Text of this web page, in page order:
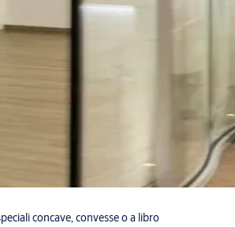
concave, convesse o a libro